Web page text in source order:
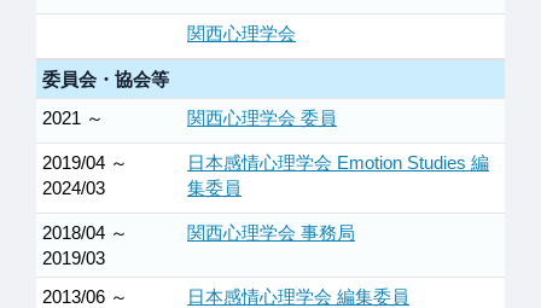
関西心理学会
委員会・協会等
2021 ～
関西心理学会 委員
2019/04 ～
2024/03
日本感情心理学会 Emotion Studies 編
集委員
2018/04 ～
2019/03
関西心理学会 事務局
2013/06 ～
日本感情心理学会 編集委員